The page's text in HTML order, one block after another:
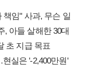
책임" 사과, 무슨 일
, 아들 살해한 30대
초 지급 목표
실은 '-2,400만원'